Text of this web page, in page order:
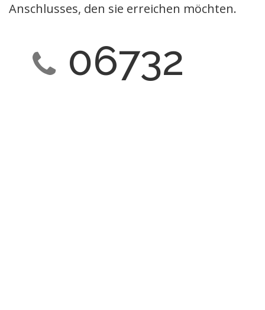
Anschlusses, den sie erreichen möchten.
06732